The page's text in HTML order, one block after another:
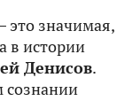
это значимая,
в истории
Денисов.
сознании